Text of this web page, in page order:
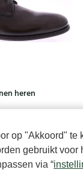
op "Akkoord" te
gebruikt
via “
heren